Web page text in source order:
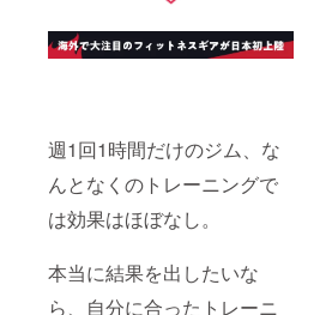
週1回1時間だけのジム、な
んとなくのトレーニングで
は効果はほぼなし。
本当に結果を出したいな
ら、自分に合ったトレーニ